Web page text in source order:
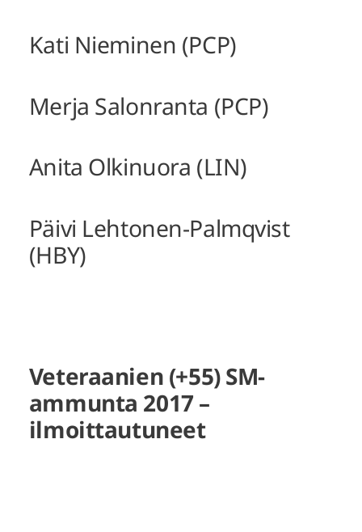
Kati Nieminen (PCP)
Merja Salonranta (PCP)
Anita Olkinuora (LIN)
Päivi Lehtonen-Palmqvist
(HBY)
Veteraanien (+55) SM-
ammunta 2017 –
ilmoittautuneet